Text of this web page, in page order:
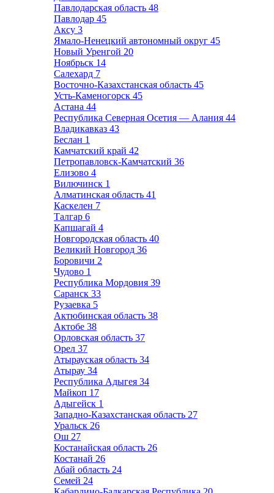
Павлодарская область 48
Павлодар 45
Аксу 3
Ямало-Ненецкий автономный округ 45
Новый Уренгой 20
Ноябрьск 14
Салехард 7
Восточно-Казахстанская область 45
Усть-Каменогорск 45
Астана 44
Республика Северная Осетия — Алания 44
Владикавказ 43
Беслан 1
Камчатский край 42
Петропавловск-Камчатский 36
Елизово 4
Вилючинск 1
Алматинская область 41
Каскелен 7
Талгар 6
Капшагай 4
Новгородская область 40
Великий Новгород 36
Боровичи 2
Чудово 1
Республика Мордовия 39
Саранск 33
Рузаевка 5
Актюбинская область 38
Актобе 38
Орловская область 37
Орел 37
Атырауская область 34
Атырау 34
Республика Адыгея 34
Майкоп 17
Адыгейск 1
Западно-Казахстанская область 27
Уральск 26
Ош 27
Костанайская область 26
Костанай 26
Абай область 24
Семей 24